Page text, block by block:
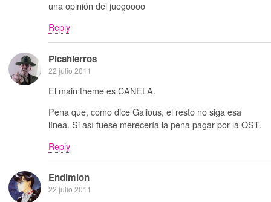
una opinión del juegoooo
Reply
Picahierros
22 julio 2011
El main theme es CANELA.
Pena que, como dice Galious, el resto no siga esa
línea. Si así fuese merecería la pena pagar por la OST.
Reply
Endimion
22 julio 2011